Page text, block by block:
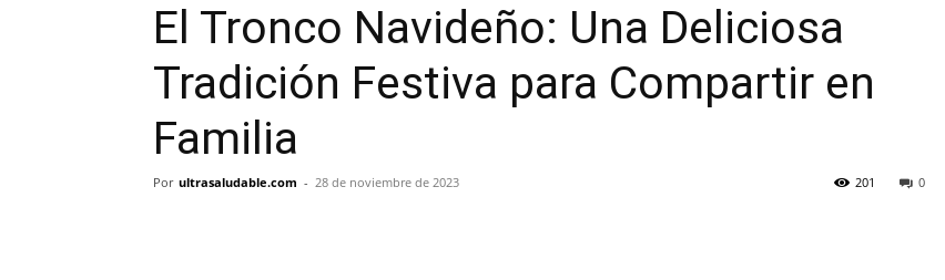
El Tronco Navideño: Una Deliciosa
Tradición Festiva para Compartir en
Familia
Por ultrasaludable.com - 28 de noviembre de 2023 0
201